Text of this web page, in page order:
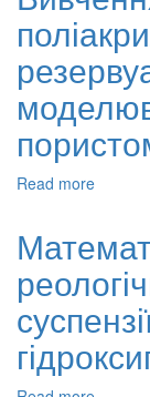
для
Read more
в